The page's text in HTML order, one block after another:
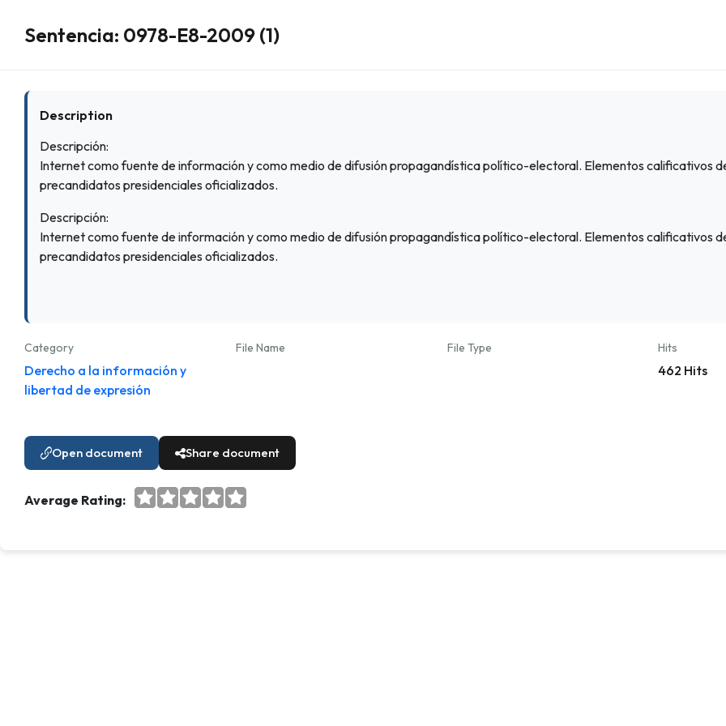
Sentencia: 0978-E8-2009 (1)
Description
Descripción:
Internet como fuente de información y como medio de difusión propagandística político-electoral. Elementos calificativos
precandidatos presidenciales oficializados.
Descripción:
Internet como fuente de información y como medio de difusión propagandística político-electoral. Elementos calificativos
precandidatos presidenciales oficializados.
Category
Derecho a la información y
libertad de expresión
File Name File Type Hits
462 Hits
Open document Share document
Average Rating: